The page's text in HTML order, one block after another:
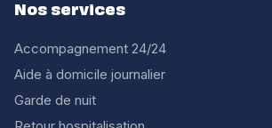
Nos services
Accompagnement 24/24
Aide à domicile journalier
Garde de nuit